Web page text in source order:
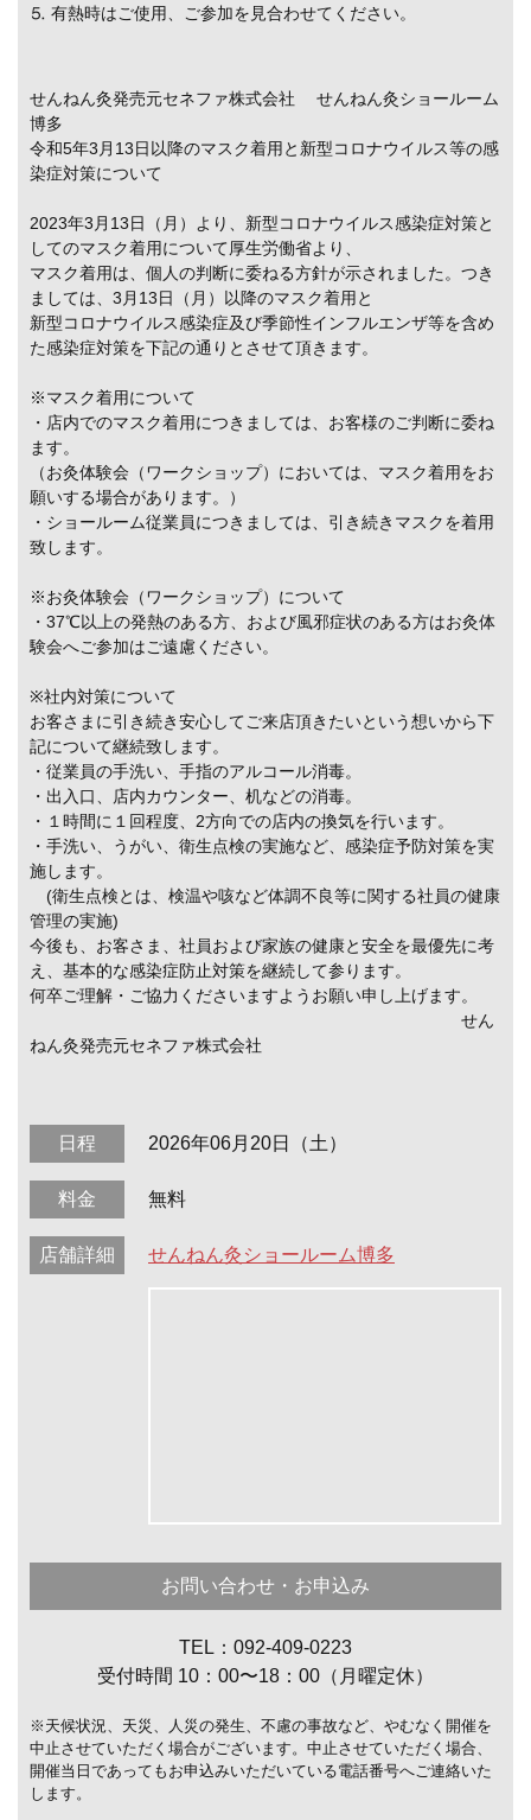
⒌ 有熱時はご使用、ご参加を見合わせてください。
せんねん灸発売元セネファ株式会社 せんねん灸ショールーム
博多
令和5年3月13日以降のマスク着用と新型コロナウイルス等の感
染症対策について
2023年3月13日（月）より、新型コロナウイルス感染症対策と
してのマスク着用について厚生労働省より、
マスク着用は、個人の判断に委ねる方針が示されました。つき
ましては、3月13日（月）以降のマスク着用と
新型コロナウイルス感染症及び季節性インフルエンザ等を含め
た感染症対策を下記の通りとさせて頂きます。
※マスク着用について
・店内でのマスク着用につきましては、お客様のご判断に委ね
ます。
（お灸体験会（ワークショップ）においては、マスク着用をお
願いする場合があります。）
・ショールーム従業員につきましては、引き続きマスクを着用
致します。
※お灸体験会（ワークショップ）について
・37℃以上の発熱のある方、および風邪症状のある方はお灸体
験会へご参加はご遠慮ください。
※社内対策について
お客さまに引き続き安心してご来店頂きたいという想いから下
記について継続致します。
・従業員の手洗い、手指のアルコール消毒。
・出入口、店内カウンター、机などの消毒。
・１時間に１回程度、2方向での店内の換気を行います。
・手洗い、うがい、衛生点検の実施など、感染症予防対策を実
施します。
(衛生点検とは、検温や咳など体調不良等に関する社員の健康
管理の実施)
今後も、お客さま、社員および家族の健康と安全を最優先に考
え、基本的な感染症防止対策を継続して参ります。
何卒ご理解・ご協力くださいますようお願い申し上げます。
せん
ねん灸発売元セネファ株式会社
日程 2026年06月20日（土）
料金 無料
店舗詳細 せんねん灸ショールーム博多
お問い合わせ・お申込み
TEL：092-409-0223
受付時間 10：00〜18：00（月曜定休）
※天候状況、天災、人災の発生、不慮の事故など、やむなく開催を
中止させていただく場合がございます。中止させていただく場合、
開催当日であってもお申込みいただいている電話番号へご連絡いた
します。